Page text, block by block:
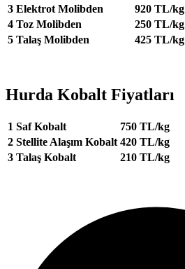
3 Elektrot Molibden
920 TL/kg
4 Toz Molibden
250 TL/kg
5 Talaş Molibden 425 TL/kg
Hurda Kobalt Fiyatları
1 Saf Kobalt
750 TL/kg
2 Stellite Alaşım Kobalt 420 TL/kg
3 Talaş Kobalt 210 TL/kg